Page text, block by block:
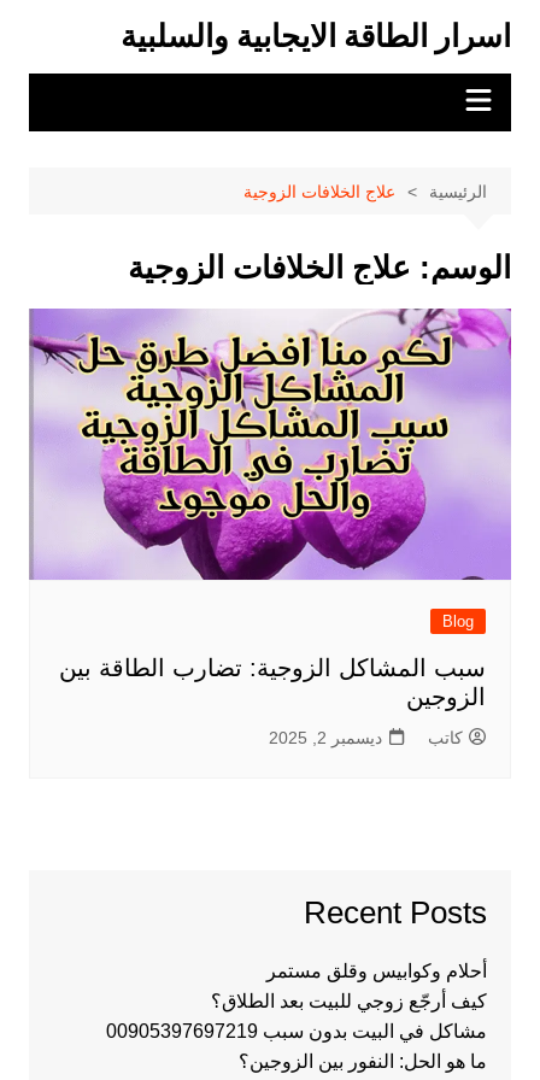
المحتوى
اسرار الطاقة الايجابية والسلبية
الرئيسية علاج الخلافات الزوجية
الوسم: علاج الخلافات الزوجية
Blog
سبب المشاكل الزوجية: تضارب الطاقة بين
الزوجين
كاتب ديسمبر 2, 2025
Recent Posts
أحلام وكوابيس وقلق مستمر
كيف أرجّع زوجي للبيت بعد الطلاق؟
مشاكل في البيت بدون سبب 00905397697219
ما هو الحل: النفور بين الزوجين؟